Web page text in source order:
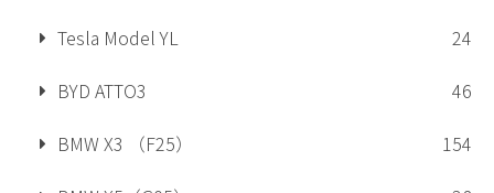
Tesla Model YL
24
BYD ATTO3
46
BMW X3 （F25）
154